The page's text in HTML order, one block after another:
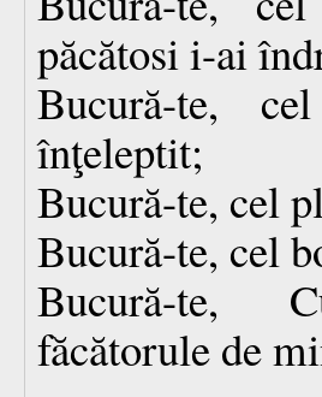
păcătosi i-ai
Bucură-te,
înţeleptit;
Bucură-te, cel
Bucură-te, cel
Bucură-te,
făcătorule de